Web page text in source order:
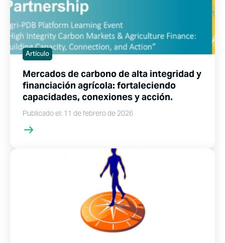
Artículo
Mercados de carbono de alta integridad y
financiación agrícola: fortaleciendo
capacidades, conexiones y acción.
Publicado el: 11 de febrero de 2026